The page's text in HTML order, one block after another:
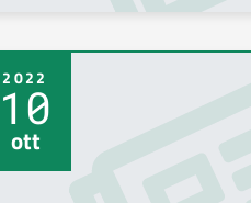
2022
10
ott